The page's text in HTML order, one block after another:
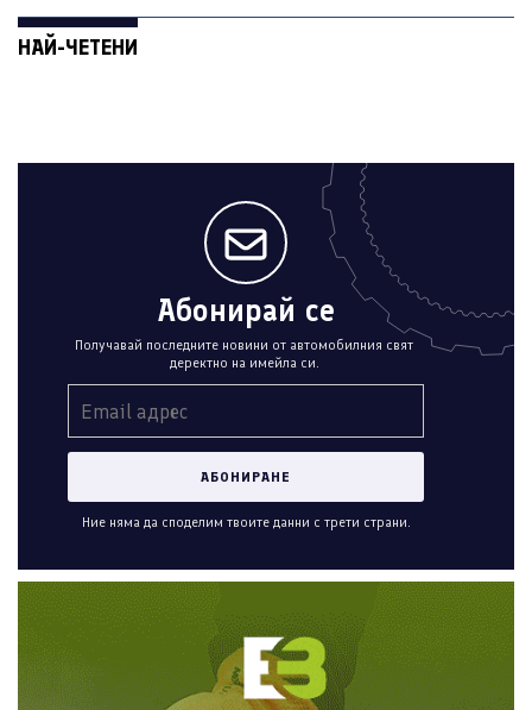
НАЙ-ЧЕТЕНИ
Абонирай се
Получавай последните новини от автомобилния свят
деректно на имейла си.
Ние няма да споделим твоите данни с трети страни.